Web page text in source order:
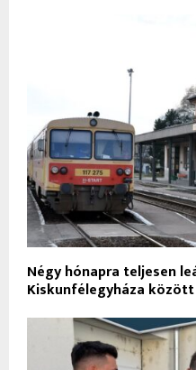
Négy hónapra teljesen
Kiskunfélegyháza között